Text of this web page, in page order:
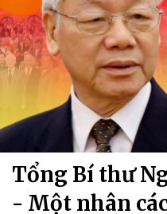
Tổng Bí thư
- Một nhân